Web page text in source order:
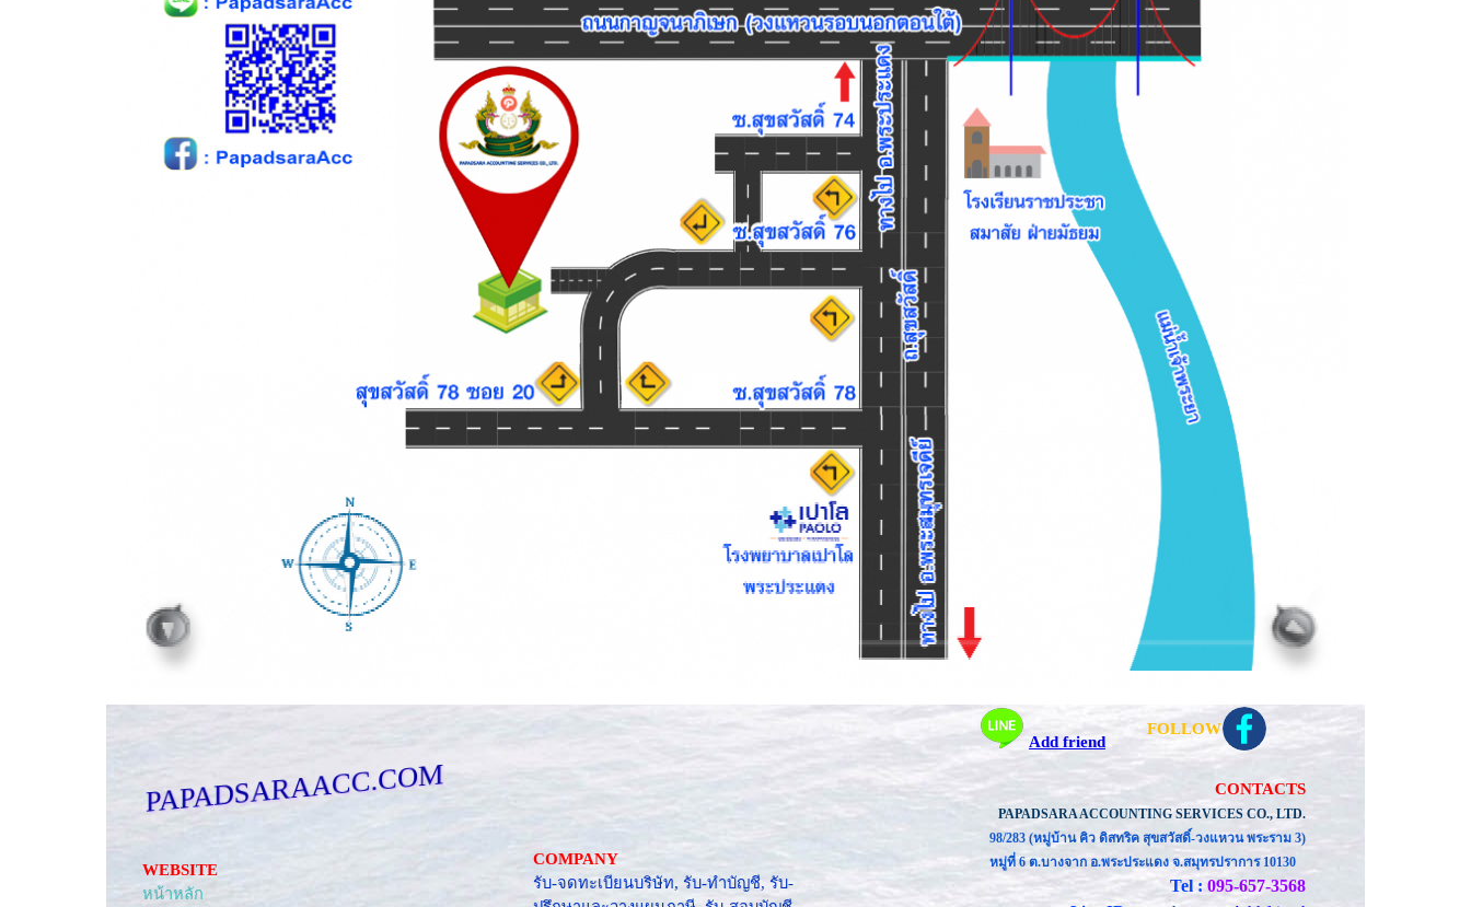
FOLLOW
WEBSITE
หน้าหลัก
COMPANY
รับ-จดทะเบียนบริษัท, รับ-ทำบัญชี, รับ-
CONTACTS
PAPADSARA ACCOUNTING SERVICES CO., LTD.
98/283 (หมู่บ้าน คิว ดิสทริค สุขสวัสดิ์-วงแหวน พระราม 3)
หมู่ที่ 6 ต.บางจาก อ.พระประแดง จ.สมุทรปราการ 10130
Tel : 095-657-3568
PAPADSARAACC.COM
Add friend